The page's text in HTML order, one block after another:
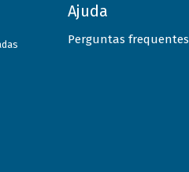
Ajuda
Perguntas frequentes